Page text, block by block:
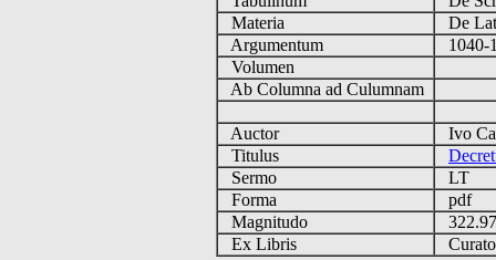
Materia
De
Argumentum
1040-
Volumen
Ab Columna ad Culumnam
Auctor
Ivo
Titulus
Sermo
LT
Forma
pdf
Magnitudo
Ex Libris